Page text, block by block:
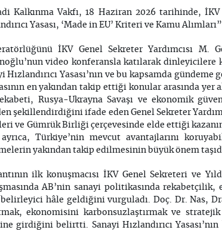
Kalkınma Vakfı, 18 Haziran 2026 tarihinde,
Yasası, ‘Made in EU’ Kriteri ve Kamu
İKV Genel Sekreter Yardımcısı
video konferansla katılarak dinleyicilere
Hızlandırıcı Yasası’nın ve bu kapsamda
en yakından takip ettiği konular arasında
Rusya-Ukrayna Savaşı ve ekonomik
şekillendirdiğini ifade eden Genel Sekreter
ve Gümrük Birliği çerçevesinde elde ettiği
Türkiye’nin mevcut avantajlarını
yakından takip edilmesinin büyük önem
ilk konuşmacısı İKV Genel Sekreteri ve
AB’nin sanayi politikasında
hâle geldiğini vurguladı. Doç. Dr. Nas,
ekonomisini karbonsuzlaştırmak ve stratejik
girdiğini belirtti. Sanayi Hızlandırıcı